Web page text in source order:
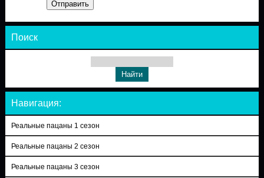
Отправить
Поиск
Навигация:
Реальные пацаны 1 сезон
Реальные пацаны 2 сезон
Реальные пацаны 3 сезон